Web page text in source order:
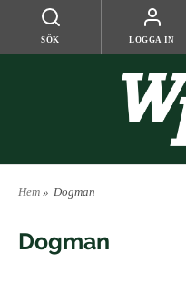
SÖK LOGGA IN
Hem » Dogman
Dogman